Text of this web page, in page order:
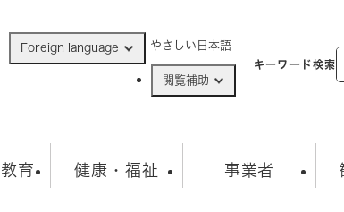
Foreign language やさしい日本語
閲覧補助
キーワード検索
育 健康・福祉 事業者